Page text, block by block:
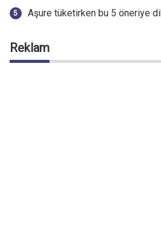
Aşure tüketirken bu 5 öneriye
Reklam